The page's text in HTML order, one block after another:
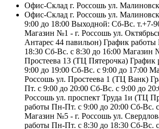
Офис-Склад г. Россошь ул.
Офис-Склад г. Россошь ул.
9:00 до 18:00 Выходной: Сб-Вс. т.+7-
Магазин №1 - г. Россошь ул.
Антарес 44 павильон) График
18:30 Сб-Вс. с 8:30 до 16:00 Магазин
Простеева 13 (ТЦ Пятерочка)
9:00 до 19:00 Сб-Вс. с 9:00 до 17:00
Россошь ул. Простеева 1 (ТЦ Ванк)
Пт. с 9:00 до 20:00 Сб-Вс. с 9:00 до
Россошь ул. проспект Труда 1и (ТЦ
работы Пн-Пт. с 9:00 до 20:00 Сб-Вс.
Магазин №5 - г. Россошь ул.
работы Пн-Пт. с 8:30 до 18:30 Сб-Вс.